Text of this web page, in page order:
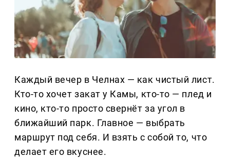
Каждый вечер в Челнах — как чистый лист.
Кто-то хочет закат у Камы, кто-то — плед и
кино, кто-то просто свернёт за угол в
ближайший парк. Главное — выбрать
маршрут под себя. И взять с собой то, что
делает его вкуснее.